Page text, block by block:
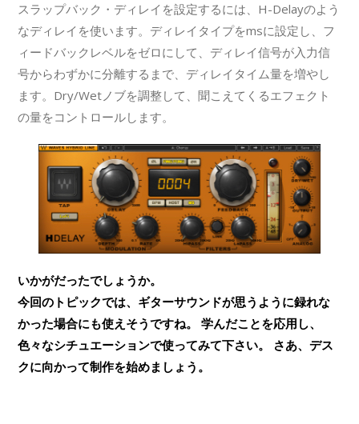
スラップバック・ディレイを設定するには、H-Delayのよう
なディレイを使います。ディレイタイプをmsに設定し、フ
ィードバックレベルをゼロにして、ディレイ信号が入力信
号からわずかに分離するまで、ディレイタイム量を増やし
ます。Dry/Wetノブを調整して、聞こえてくるエフェクト
の量をコントロールします。
いかがだったでしょうか。
今回のトピックでは、ギターサウンドが思うように録れな
かった場合にも使えそうですね。 学んだことを応用し、
色々なシチュエーションで使ってみて下さい。 さあ、デス
クに向かって制作を始めましょう。